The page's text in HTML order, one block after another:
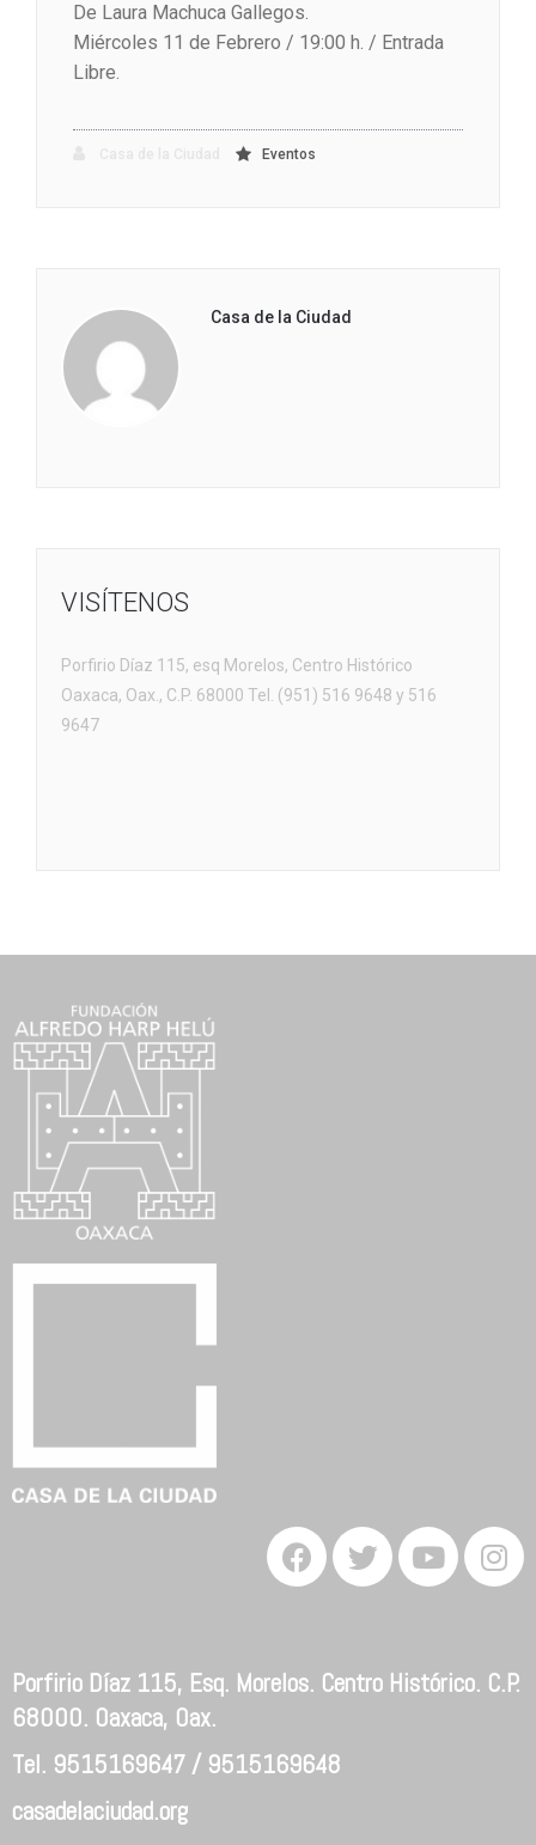
De Laura Machuca Gallegos.
Miércoles 11 de Febrero / 19:00 h. / Entrada
Libre.
Eventos
Casa de la Ciudad
VISÍTENOS
Porfirio Díaz 115, esq Morelos, Centro Histórico
Oaxaca, Oax., C.P. 68000 Tel. (951) 516 9648 y 516
9647
Porfirio Díaz 115, Esq. Morelos. Centro Histórico. C.P.
68000. Oaxaca, Oax.
Tel. 9515169647 / 9515169648
casadelaciudad.org